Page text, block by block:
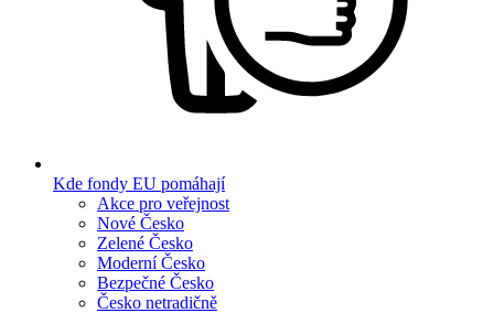
Kde fondy EU pomáhají
Akce pro veřejnost
Nové Česko
Zelené Česko
Moderní Česko
Bezpečné Česko
Česko netradičně